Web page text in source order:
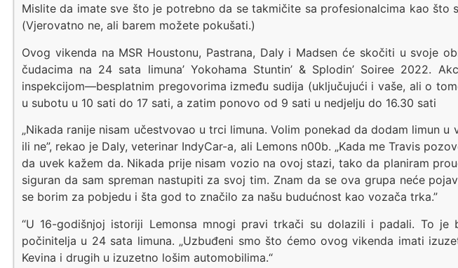
Mislite da imate sve što je potrebno da se takmičite sa profesionalcima kao što
(Vjerovatno ne, ali barem možete pokušati.)
Ovog vikenda na MSR Houstonu, Pastrana, Daly i Madsen će skočiti u svoje
čudacima na 24 sata limuna’ Yokohama Stuntin’ & Splodin’ Soiree 2022.
inspekcijom—besplatnim pregovorima između sudija (uključujući i vaše, ali o
u subotu u 10 sati do 17 sati, a zatim ponovo od 9 sati u nedjelju do 16.30 sati
„Nikada ranije nisam učestvovao u trci limuna. Volim ponekad da dodam limun
ili ne”, rekao je Daly, veterinar IndyCar-a, ali Lemons n00b. „Kada me Travis
da uvek kažem da. Nikada prije nisam vozio na ovoj stazi, tako da planiram
siguran da sam spreman nastupiti za svoj tim. Znam da se ova grupa neće
se borim za pobjedu i šta god to značilo za našu budućnost kao vozača trka.”
“U 16-godišnjoj istoriji Lemonsa mnogi pravi trkači su dolazili i padali. To je
počinitelja u 24 sata limuna. „Uzbuđeni smo što ćemo ovog vikenda imati
Kevina i drugih u izuzetno lošim automobilima.“